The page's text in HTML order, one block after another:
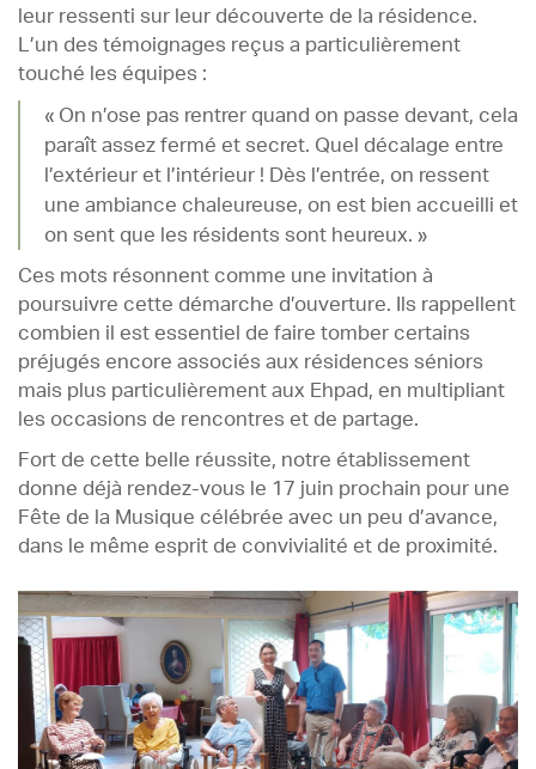
leur ressenti sur leur découverte de la résidence.
L’un des témoignages reçus a particulièrement
touché les équipes :
« On n’ose pas rentrer quand on passe devant, cela
paraît assez fermé et secret. Quel décalage entre
l’extérieur et l’intérieur ! Dès l’entrée, on ressent
une ambiance chaleureuse, on est bien accueilli et
on sent que les résidents sont heureux. »
Ces mots résonnent comme une invitation à
poursuivre cette démarche d’ouverture. Ils rappellent
combien il est essentiel de faire tomber certains
préjugés encore associés aux résidences séniors
mais plus particulièrement aux Ehpad, en multipliant
les occasions de rencontres et de partage.
Fort de cette belle réussite, notre établissement
donne déjà rendez-vous le 17 juin prochain pour une
Fête de la Musique célébrée avec un peu d’avance,
dans le même esprit de convivialité et de proximité.